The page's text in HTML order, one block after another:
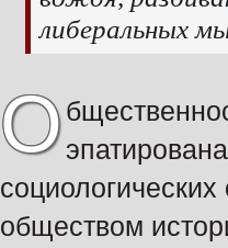
либеральных
О
обществом